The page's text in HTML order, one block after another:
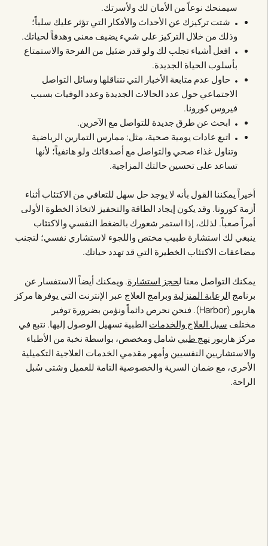
سيمنحك نوعاً من الأمان لك ولأسرتك.
شتت تركيزك عن الأحداث والأفكار التي تؤثر عليك سلباً؛
وذلك من خلال التركيز على شيء يضيف معنى وهدفاً لحياتك.
افعل أشياء تجلب لك ولو قدر ضئيل من الفرحة والاستمتاع
بأسلوب الحياة الجديدة.
حاول عدم متابعة الأخبار التي تتناقلها وسائل التواصل
الاجتماعي حول عدد الحالات الجديدة وعدد الوفيات بسبب
فيروس كورونا.
ابحث عن طرق جديدة للتواصل مع الآخرين.
اتبع عادات يومية صحية، مثل: ممارس التمارين الرياضية
وتناول غذاء صحي والتواصل مع أصدقائك ولو هاتفياً؛ لأنها
تساعد على تحسين حالتك المزاجية.
أخيراً يمكننا القول بأنه لا يوجد حل سهل للتعافي من الاكتئاب أثناء
أزمة كورونا. وقد يكون إيجاد الطاقة والتحفيز لاتخاذ الخطوة الأولى
أمراً صعباً. لذلك، إذا استمر شعورك بالضغط النفسي والاكتئاب
ينبغي لك استشارة طبيب مختص واللجوء لاستشاري نفسي؛ لتجنب
مضاعفات الاكتئاب الخطيرة التي قد تهدد حياتك.
يمكنك التواصل معنا لحجز استشارة. ويمكنك أيضاً الاستفسار عن
برنامج الرعاية المنزلية وبرامج العلاج عبر الإنترنت التي يوفرها مركز
هاربور (Harbor). فنحن نحرص دائماً ونؤمن بضرورة توفير
مختلف سبل العلاج والخدمات الطبية تسهيل الوصول إليها. نتبع في
مركز هاربور نهج طبي شامل ومخصص، بواسطة نخبة من الأطباء
والاستشاريين النفسيين وأمهر مقدمي الخدمات العلاجية التكميلية
الأخرى، مع ضمان السرية والخصوصية التامة للعميل وشتى سُبل
الراحة.